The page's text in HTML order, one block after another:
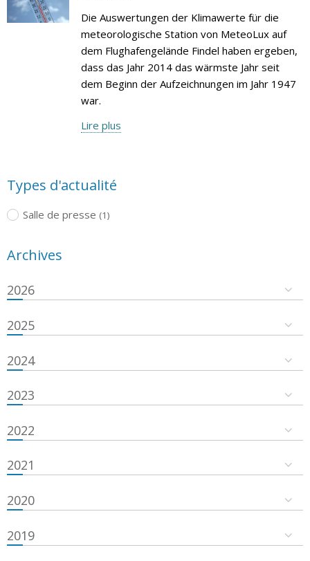
Die Auswertungen der Klimawerte für die
meteorologische Station von MeteoLux auf
dem Flughafengelände Findel haben ergeben,
dass das Jahr 2014 das wärmste Jahr seit
dem Beginn der Aufzeichnungen im Jahr 1947
war.
Lire plus
Types d'actualité
Salle de presse (1)
Archives
2026
2025
2024
2023
2022
2021
2020
2019